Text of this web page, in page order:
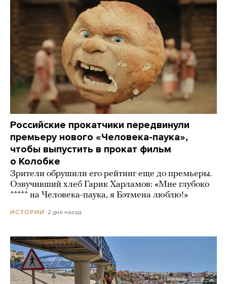
Российские прокатчики передвинули
премьеру нового «Человека-паука»,
чтобы выпустить в прокат фильм
о Колобке
Зрители обрушили его рейтинг еще до премьеры.
Озвучивший хлеб Гарик Харламов: «Мне глубоко
***** на Человека-паука, я Бэтмена люблю!»
ИСТОРИИ 2 дня назад